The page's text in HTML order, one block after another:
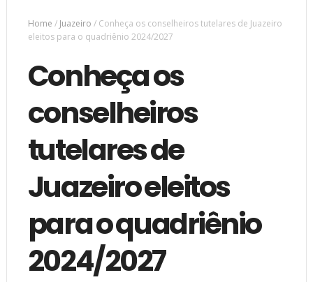
Home / Juazeiro / Conheça os conselheiros tutelares de Juazeiro
eleitos para o quadriênio 2024/2027
Conheça os
conselheiros
tutelares de
Juazeiro eleitos
para o quadriênio
2024/2027